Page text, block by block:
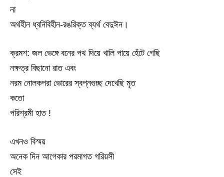
না
অর্থহীন ধ্বনিবিহীন-রঙরিক্ত ব্যর্থ বেদুঈন।
ক্রমশ: জল ভেঙ্গে বনের পথ দিয়ে খালি পায়ে হেঁটে গেছি
নক্ষত্র বিছানো রাত এবং
নরম নোলকপরা ভোরের স্বপ্নগুচ্ছ দেখেছি মৃত
কতো
পরিশ্রমী হাত !
এখনও বিস্ময়
অনেক দিন আগেকার পরমাগত গরিয়সী
সেই